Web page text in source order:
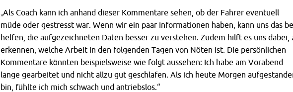
„Als Coach kann ich anhand dieser Kommentare sehen, ob der Fahrer eventuell
müde oder gestresst war. Wenn wir ein paar Informationen haben, kann uns das
helfen, die aufgezeichneten Daten besser zu verstehen. Zudem hilft es uns dabei,
erkennen, welche Arbeit in den folgenden Tagen von Nöten ist. Die persönlichen
Kommentare könnten beispielsweise wie folgt aussehen: Ich habe am Vorabend
lange gearbeitet und nicht allzu gut geschlafen. Als ich heute Morgen
bin, fühlte ich mich schwach und antriebslos.“